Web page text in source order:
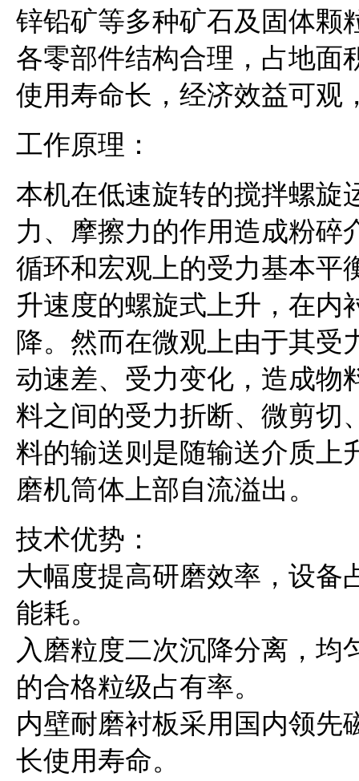
锌铅矿等多种矿石及固体颗
各零部件结构合理，占地面
使用寿命长，经济效益可观
工作原理：
本机在低速旋转的搅拌螺旋
力、摩擦力的作用造成粉碎
循环和宏观上的受力基本平
升速度的螺旋式上升，在内
降。然而在微观上由于其受
动速差、受力变化，造成物
料之间的受力折断、微剪切
料的输送则是随输送介质上
磨机筒体上部自流溢出。
技术优势：
大幅度提高研磨效率，设备
能耗。
入磨粒度二次沉降分离，均
的合格粒级占有率。
内壁耐磨衬板采用国内领先
长使用寿命。